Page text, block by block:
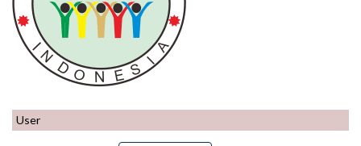
User